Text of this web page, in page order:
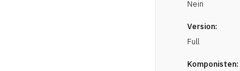
Nein
Version:
Full
Komponisten: